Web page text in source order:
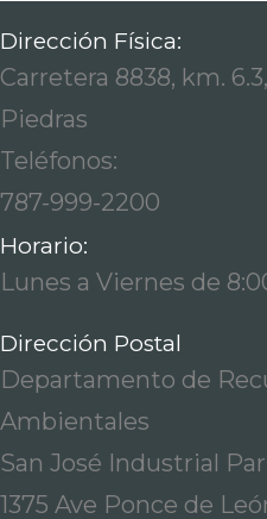
Dirección Física:
Carretera 8838, km.
Piedras
Teléfonos:
787-999-2200
Horario:
Lunes a Viernes de
Dirección Postal
Departamento de
Ambientales
San José Industrial
1375 Ave Ponce de